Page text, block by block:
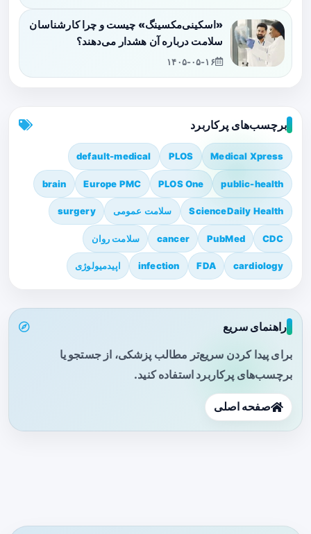
«اسکینی‌مکسینگ» چیست و چرا کارشناسان
سلامت درباره آن هشدار می‌دهند؟
۱۴۰۵-۰۵-۱۶
برچسب‌های پرکاربرد
Medical Xpress
PLOS
default-medical
public-health
PLOS One
Europe PMC
brain
ScienceDaily Health سلامت عمومی surgery
CDC
PubMed
cancer سلامت روان
cardiology
FDA
infection اپیدمیولوژی
راهنمای سریع
برای پیدا کردن سریع‌تر مطالب پزشکی، از جستجو یا
برچسب‌های پرکاربرد استفاده کنید.
صفحه اصلی